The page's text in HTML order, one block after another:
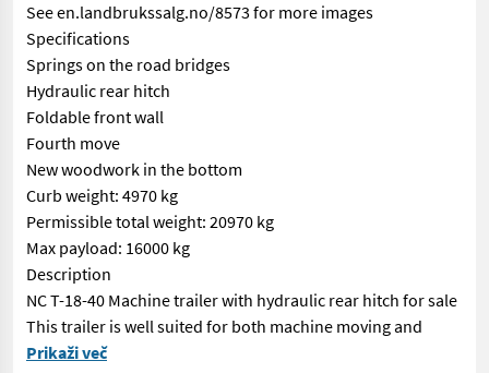
See en.landbrukssalg.no/8573 for more images
Specifications
Springs on the road bridges
Hydraulic rear hitch
Foldable front wall
Fourth move
New woodwork in the bottom
Curb weight: 4970 kg
Permissible total weight: 20970 kg
Max payload: 16000 kg
Description
NC T-18-40 Machine trailer with hydraulic rear hitch for sale
This trailer is well suited for both machine moving and
== Mer informasjon (NO) == mascus_category: lowloaders
Prikaži več